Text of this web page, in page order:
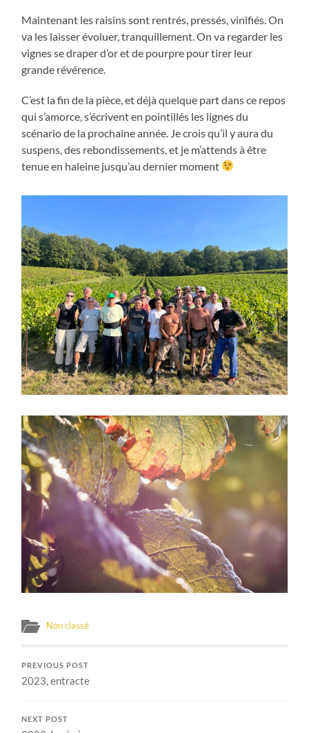
Maintenant les raisins sont rentrés, pressés, vinifiés. On
va les laisser évoluer, tranquillement. On va regarder les
vignes se draper d’or et de pourpre pour tirer leur
grande révérence.
C’est la fin de la pièce, et déjà quelque part dans ce repos
qui s’amorce, s’écrivent en pointillés les lignes du
scénario de la prochaine année. Je crois qu’il y aura du
suspens, des rebondissements, et je m’attends à être
tenue en haleine jusqu’au dernier moment
Non classé
PREVIOUS POST
2023, entracte
NEXT POST